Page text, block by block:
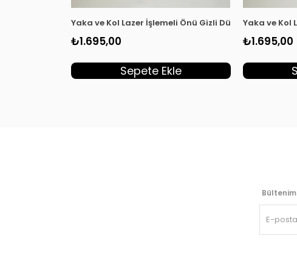
Yaka ve Kol Lazer İşlemeli Önü Gizli Düğmeli Kadın
₺1.695,00
Sepete Ekle
Yaka ve Kol
₺1.695,00